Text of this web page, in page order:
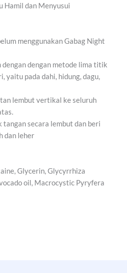
Hamil dan Menyusui
menggunakan Gabag Night
dengan dengan metode lima titik
yaitu pada dahi, hidung, dagu,
lembut vertikal ke seluruh
tangan secara lembut dan beri
dan leher
Glycerin, Glycyrrhiza
oil, Macrocystic Pyryfera